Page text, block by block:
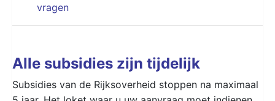
vragen
Alle subsidies zijn tijdelijk
Subsidies van de Rijksoverheid stoppen na maximaal